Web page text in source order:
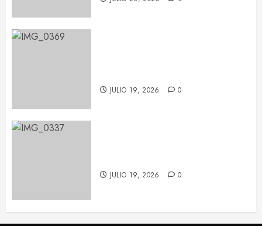
JULIO 19, 2026 0
JULIO 19, 2026 0